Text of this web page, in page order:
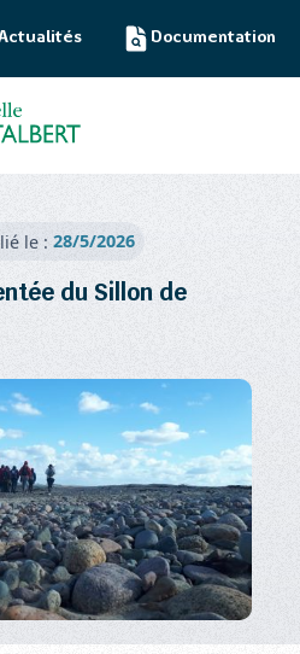
Documentation
le : 28/5/2026
du Sillon de